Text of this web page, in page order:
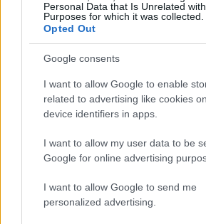
Personal Data that Is Unrelated
Purposes for which it was collected.
Opted Out
Google consents
I want to allow Google to enable
related to advertising like cookies
device identifiers in apps.
I want to allow my user data to be
Google for online advertising
I want to allow Google to send me
personalized advertising.
Μάριους Κράιγκερ Λιντ: Ο